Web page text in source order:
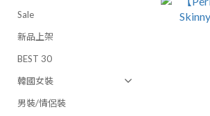
Sale
新品上架
BEST 30
韓國女裝
男裝/情侶裝